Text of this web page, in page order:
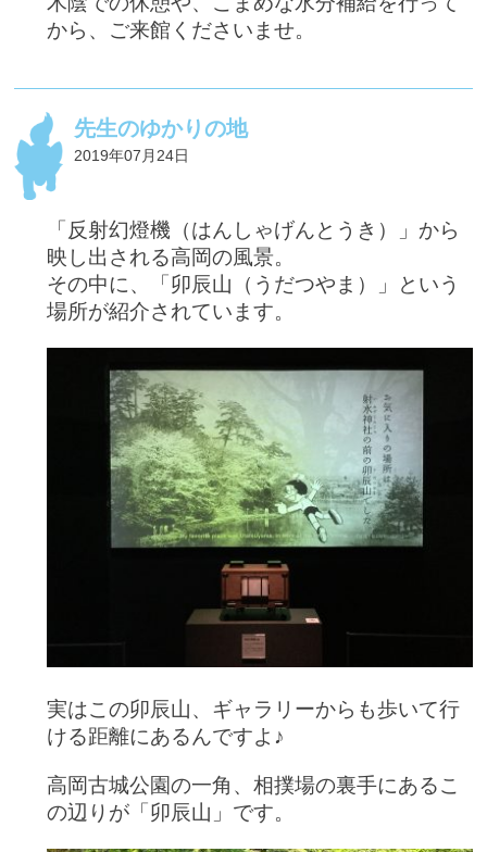
から、ご来館くださいませ。
先生のゆかりの地
2019年07月24日
「反射幻燈機（はんしゃげんとうき）」から
映し出される高岡の風景。
その中に、「卯辰山（うだつやま）」という
場所が紹介されています。
実はこの卯辰山、ギャラリーからも歩いて行
ける距離にあるんですよ♪
高岡古城公園の一角、相撲場の裏手にあるこ
の辺りが「卯辰山」です。